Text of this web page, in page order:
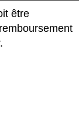
être